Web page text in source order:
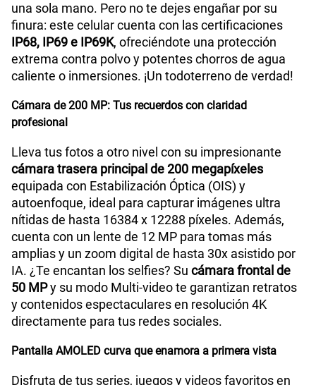
una sola mano. Pero no te dejes engañar por su
finura: este celular cuenta con las certificaciones
IP68, IP69 e IP69K, ofreciéndote una protección
extrema contra polvo y potentes chorros de agua
caliente o inmersiones. ¡Un todoterreno de verdad!
Cámara de 200 MP: Tus recuerdos con claridad
profesional
Lleva tus fotos a otro nivel con su impresionante
cámara trasera principal de 200 megapíxeles
equipada con Estabilización Óptica (OIS) y
autoenfoque, ideal para capturar imágenes ultra
nítidas de hasta 16384 x 12288 píxeles. Además,
cuenta con un lente de 12 MP para tomas más
amplias y un zoom digital de hasta 30x asistido por
IA. ¿Te encantan los selfies? Su cámara frontal de
50 MPy su modo Multi-video te garantizan retratos
y contenidos espectaculares en resolución 4K
directamente para tus redes sociales.
Pantalla AMOLED curva que enamora a primera vista
Disfruta de tus series, juegos y videos favoritos en